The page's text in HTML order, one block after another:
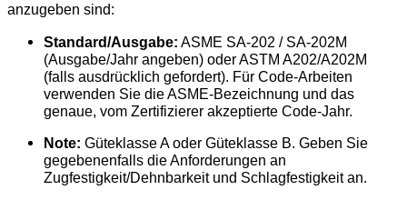
anzugeben sind:
Standard/Ausgabe: ASME SA-202 / SA-202M
(Ausgabe/Jahr angeben) oder ASTM A202/A202M
(falls ausdrücklich gefordert). Für Code-Arbeiten
verwenden Sie die ASME-Bezeichnung und das
genaue, vom Zertifizierer akzeptierte Code-Jahr.
Note: Güteklasse A oder Güteklasse B. Geben Sie
gegebenenfalls die Anforderungen an
Zugfestigkeit/Dehnbarkeit und Schlagfestigkeit an.